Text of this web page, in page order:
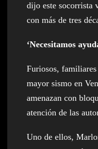
dijo este socorrista
con más de tres
‘Necesitamos
Furiosos,
mayor sismo en
amenazan con
atención de las
Uno de ellos,